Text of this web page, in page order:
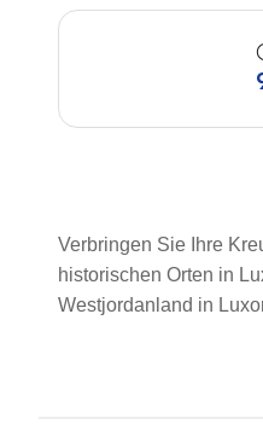
Verbringen Sie Ihre
historischen Orten in
Westjordanland in